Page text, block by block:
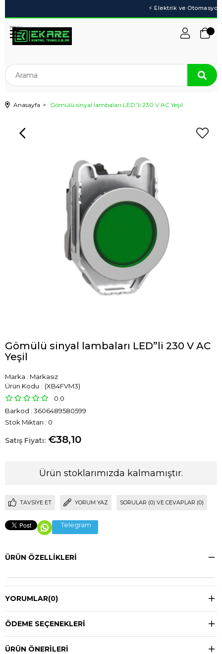
Menu
Anasayfa Gömülü sinyal lambaları LED”li 230 V AC Yeşil
Gömülü sinyal lambaları LED”li 230 V AC
Yeşil
Marka : Markasız
(XB4FVM3)
0.0
Barkod : 3606489580599
Stok Miktarı : 0
€38,10
Ürün stoklarımızda kalmamıştır.
TAVSIYE ET YORUM YAZ SORULAR (0) VE CEVAPLAR (0)
Telegram
ÜRÜN ÖZELLIKLERI
YORUMLAR(0)
ÖDEME SEÇENEKLERI
ÜRÜN ÖNERILERI